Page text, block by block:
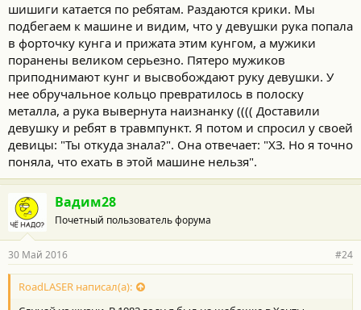
шишиги катается по ребятам. Раздаются крики. Мы
подбегаем к машине и видим, что у девушки рука попала
в форточку кунга и прижата этим кунгом, а мужики
поранены великом серьезно. Пятеро мужиков
приподнимают кунг и высвобождают руку девушки. У
нее обручальное кольцо превратилось в полоску
металла, а рука вывернута наизнанку (((( Доставили
девушку и ребят в травмпункт. Я потом и спросил у своей
девицы: "Ты откуда знала?". Она отвечает: "ХЗ. Но я точно
поняла, что ехать в этой машине нельзя".
Вадим28
Почетный пользователь форума
30 Май 2016 #24
RoadLASER написал(а):